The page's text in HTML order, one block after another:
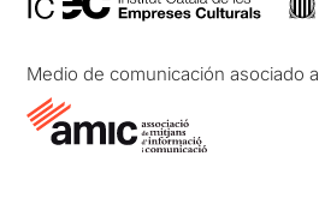
Medio de comunicación asociado a